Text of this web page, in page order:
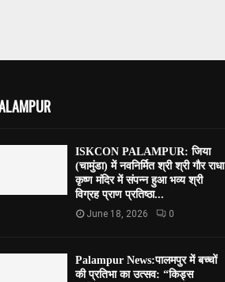
ISKCON PALAMPUR: जिया
(चामुंडा) में नवनिर्मित श्री श्री गौर राधा
कृष्ण मंदिर में संपन्न हुआ भव्य श्री
विग्रह प्राण प्रतिष्ठा...
June 18, 2026 0
Palampur News:पालमपुर में बच्चों
की प्रतिभा का उत्सव: “किड्स